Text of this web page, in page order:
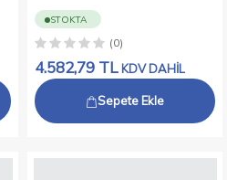
STOKTA
(0)
4.582,79 TL KDV DAHİL
Sepete Ekle